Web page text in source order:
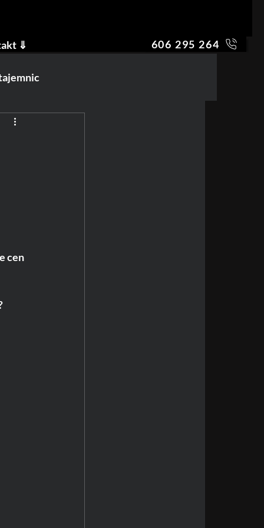
⇓ 606 295 264
cen